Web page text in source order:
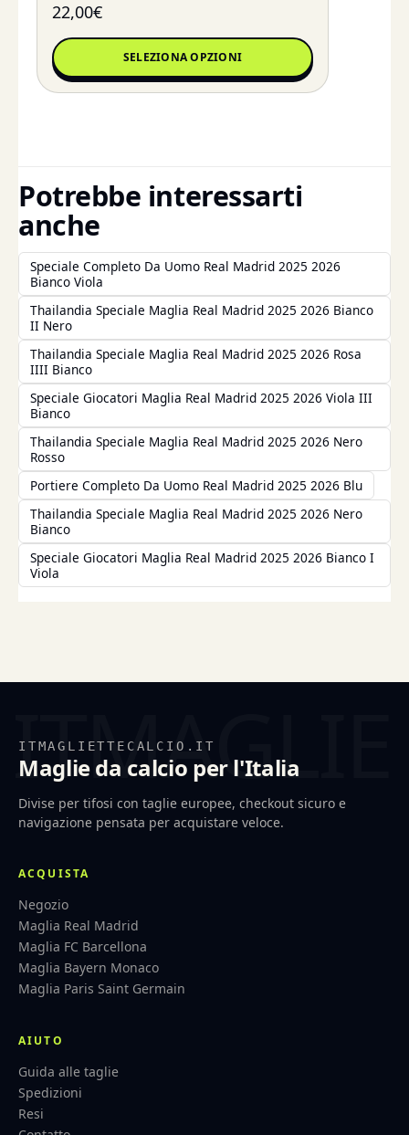
22,00€
SELEZIONA OPZIONI
Potrebbe interessarti
anche
Speciale Completo Da Uomo Real Madrid 2025 2026
Bianco Viola
Thailandia Speciale Maglia Real Madrid 2025 2026 Bianco
II Nero
Thailandia Speciale Maglia Real Madrid 2025 2026 Rosa
IIII Bianco
Speciale Giocatori Maglia Real Madrid 2025 2026 Viola III
Bianco
Thailandia Speciale Maglia Real Madrid 2025 2026 Nero
Rosso
Portiere Completo Da Uomo Real Madrid 2025 2026 Blu
Thailandia Speciale Maglia Real Madrid 2025 2026 Nero
Bianco
Speciale Giocatori Maglia Real Madrid 2025 2026 Bianco I
Viola
ITMAGLIETTECALCIO.IT
Maglie da calcio per l'Italia
Divise per tifosi con taglie europee, checkout sicuro e
navigazione pensata per acquistare veloce.
ACQUISTA
Negozio
Maglia Real Madrid
Maglia FC Barcellona
Maglia Bayern Monaco
Maglia Paris Saint Germain
AIUTO
Guida alle taglie
Spedizioni
Resi